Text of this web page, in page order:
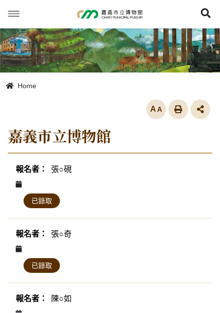
要
內
容
Home
放大
嘉義市立博物館
張○硯
已錄取
張○奇
已錄取
陳○如